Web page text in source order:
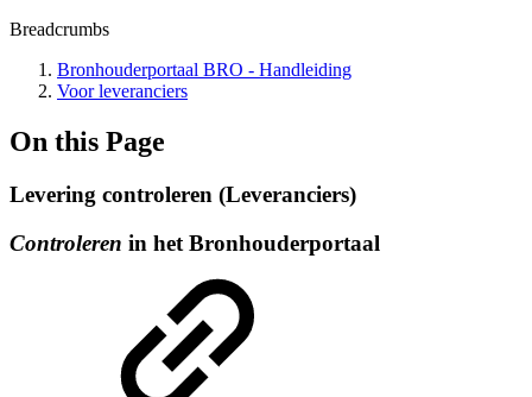
Breadcrumbs
Bronhouderportaal BRO - Handleiding
Voor leveranciers
On this Page
Levering controleren (Leveranciers)
Controleren in het Bronhouderportaal